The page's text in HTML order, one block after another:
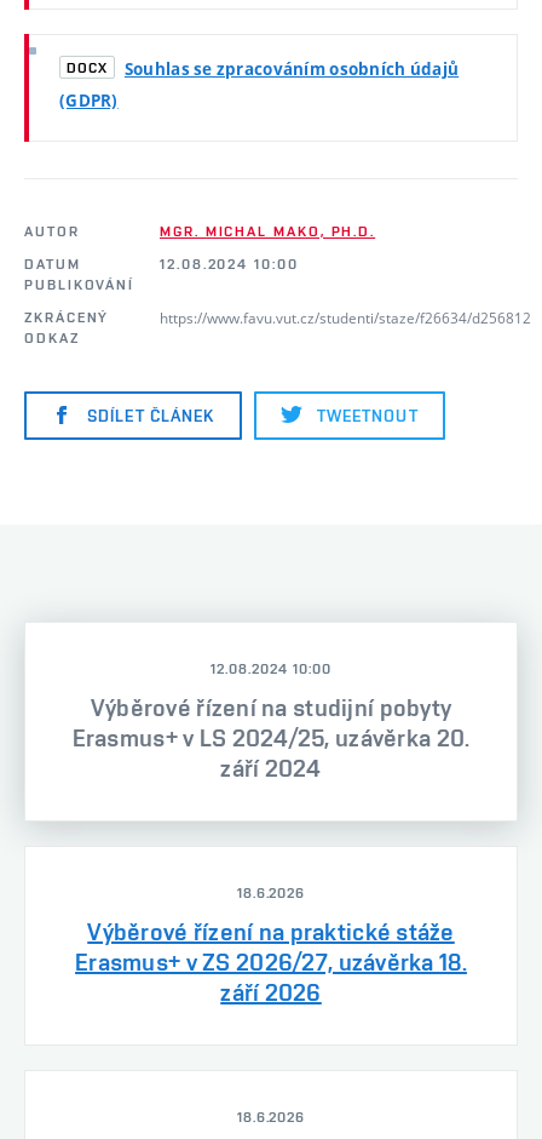
DOCX
Souhlas se zpracováním osobních údajů
(GDPR)
AUTOR
MGR. MICHAL MAKO, PH.D.
DATUM
PUBLIKOVÁNÍ
12.08.2024 10:00
ZKRÁCENÝ
ODKAZ
https://www.favu.vut.cz/studenti/staze/f26634/d256812
SDÍLET ČLÁNEK TWEETNOUT
12.08.2024 10:00
Výběrové řízení na studijní pobyty
Erasmus+ v LS 2024/25, uzávěrka 20.
září 2024
18.6.2026
Výběrové řízení na praktické stáže
Erasmus+ v ZS 2026/27, uzávěrka 18.
září 2026
18.6.2026